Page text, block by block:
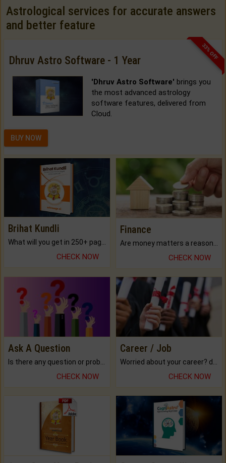
Astrological services for accurate answers
and better feature
33% OFF
Dhruv Astro Software - 1 Year
'Dhruv Astro Software' brings you
the most advanced astrology
software features, delivered from
Cloud.
BUY NOW
Brihat Kundli
CHECK NOW
Finance
CHECK NOW
Ask A Question
CHECK NOW
Career / Job
CHECK NOW